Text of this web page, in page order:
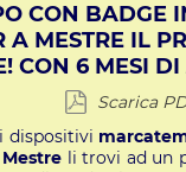
CON BADGE
A MESTRE IL
CON 6 MESI DI
Scarica
dispositivi
li trovi ad un